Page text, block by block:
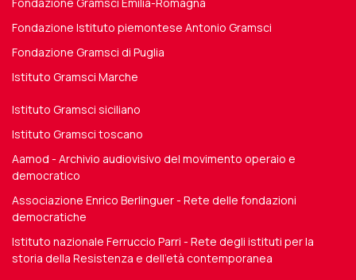
Fondazione Istituto piemontese Antonio Gramsci
Fondazione Gramsci di Puglia
Istituto Gramsci Marche
Istituto Gramsci siciliano
Istituto Gramsci toscano
Aamod - Archivio audiovisivo del movimento operaio e
democratico
Associazione Enrico Berlinguer - Rete delle fondazioni
democratiche
Istituto nazionale Ferruccio Parri - Rete degli istituti per la
storia della Resistenza e dell'età contemporanea